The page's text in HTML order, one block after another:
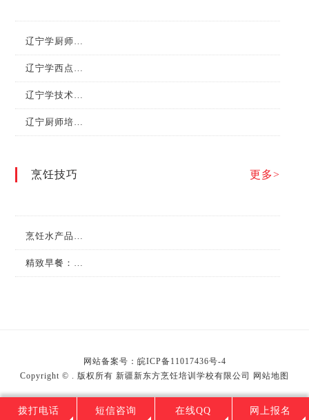
烹饪技巧 更多>
网站备案号： 皖ICP备11017436号-4
Copyright © . 版权所有 新疆新东方烹饪培训学校有限公司
网站地图
拨打电话 短信咨询 在线QQ 网上报名